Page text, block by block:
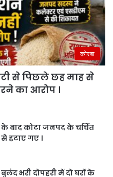
कोरबा
से पिछले छह माह से
का आरोप ।
बाद कोटा जनपद के चर्चित
हटाए गए ।
भरी दोपहरी में दो घरों के